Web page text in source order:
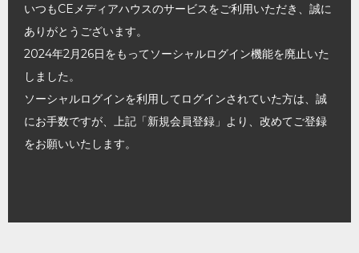
いつもCEメディアハウスのサービスをご利用いただき、誠に
ありがとうございます。
2024年2月26日をもってソーシャルログイン機能を廃止いた
しました。
ソーシャルログインを利用してログインされていた方は、誠
にお手数ですが、上記「新規会員登録」より、改めてご登録
をお願いいたします。